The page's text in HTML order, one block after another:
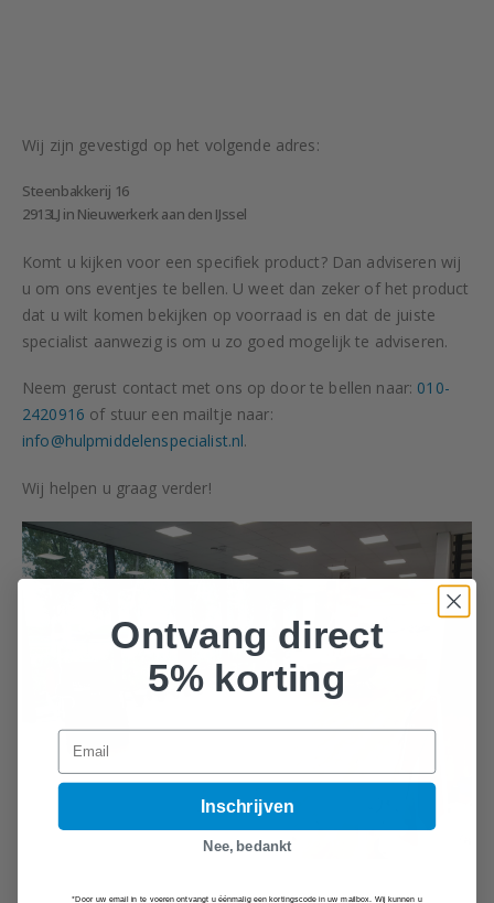
Wij zijn gevestigd op het volgende adres:
Steenbakkerij 16
2913LJ in Nieuwerkerk aan den IJssel
Komt u kijken voor een specifiek product? Dan adviseren wij
u om ons eventjes te bellen. U weet dan zeker of het product
dat u wilt komen bekijken op voorraad is en dat de juiste
specialist aanwezig is om u zo goed mogelijk te adviseren.
Neem gerust contact met ons op door te bellen naar: 010-
2420916 of stuur een mailtje naar:
info@hulpmiddelenspecialist.nl.
Wij helpen u graag verder!
Ontvang direct
5% korting
Email
Inschrijven
Nee, bedankt
*Door uw email in te voeren ontvangt u éénmalig een kortingscode in uw mailbox. Wij kunnen u